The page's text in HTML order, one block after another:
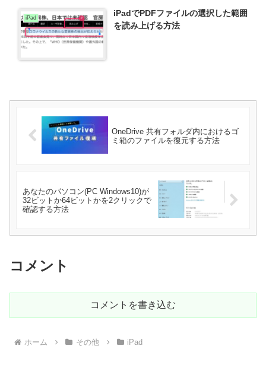
iPad
iPadでPDFファイルの選択した範囲
を読み上げる方法
OneDrive 共有フォルダ内におけるゴ
ミ箱のファイルを復元する方法
あなたのパソコン(PC Windows10)が
32ビットか64ビットかを2クリックで
確認する方法
コメント
コメントを書き込む
ホーム その他 iPad